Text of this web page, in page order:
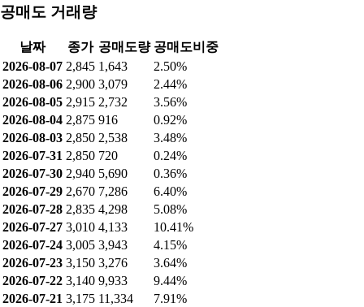
공매도 거래량
날짜 종가 공매도량 공매도비중
2026-08-07 2,845 1,643
2.50%
2026-08-06 2,900 3,079
2.44%
2026-08-05 2,915 2,732
3.56%
2026-08-04 2,875 916
0.92%
2026-08-03 2,850 2,538
3.48%
2026-07-31 2,850 720
0.24%
2026-07-30 2,940 5,690
0.36%
2026-07-29 2,670 7,286
6.40%
2026-07-28 2,835 4,298
5.08%
2026-07-27 3,010 4,133
10.41%
2026-07-24 3,005 3,943
4.15%
2026-07-23 3,150 3,276
3.64%
2026-07-22 3,140 9,933
9.44%
2026-07-21 3,175 11,334
7.91%